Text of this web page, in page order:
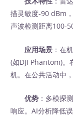
描灵敏度-90 dBm
声波检测距离100-
应用场景 ：在
(如DJI Phantom)。
机。在公共活动中
优势 ：多模探
响应。AI分析降低